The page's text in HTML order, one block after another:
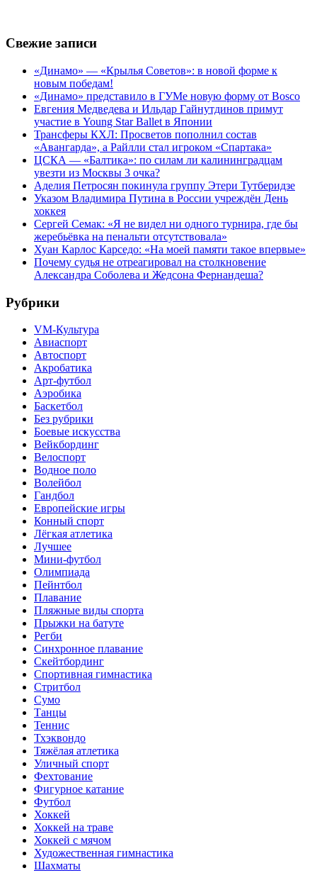
Свежие записи
«Динамо» — «Крылья Советов»: в новой форме к
новым победам!
«Динамо» представило в ГУМе новую форму от Bosco
Евгения Медведева и Ильдар Гайнутдинов примут
участие в Young Star Ballet в Японии
Трансферы КХЛ: Просветов пополнил состав
«Авангарда», а Райлли стал игроком «Спартака»
ЦСКА — «Балтика»: по силам ли калининградцам
увезти из Москвы 3 очка?
Аделия Петросян покинула группу Этери Тутберидзе
Указом Владимира Путина в России учреждён День
хоккея
Сергей Семак: «Я не видел ни одного турнира, где бы
жеребьёвка на пенальти отсутствовала»
Хуан Карлос Карседо: «На моей памяти такое впервые»
Почему судья не отреагировал на столкновение
Александра Соболева и Жедсона Фернандеша?
Рубрики
VM-Культура
Авиаспорт
Автоспорт
Акробатика
Арт-футбол
Аэробика
Баскетбол
Без рубрики
Боевые искусства
Вейкбординг
Велоспорт
Водное поло
Волейбол
Гандбол
Европейские игры
Конный спорт
Лёгкая атлетика
Лучшее
Мини-футбол
Олимпиада
Пейнтбол
Плавание
Пляжные виды спорта
Прыжки на батуте
Регби
Синхронное плавание
Скейтбординг
Спортивная гимнастика
Стритбол
Сумо
Танцы
Теннис
Тхэквондо
Тяжёлая атлетика
Уличный спорт
Фехтование
Фигурное катание
Футбол
Хоккей
Хоккей на траве
Хоккей с мячом
Художественная гимнастика
Шахматы